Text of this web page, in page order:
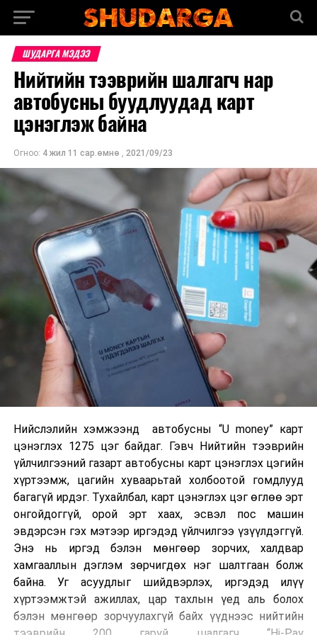
ШУДАРГА МЭДЭЭ
Нийтийн тээврийн шалгагч нар
автобусны буудлуудад карт
цэнэглэж байна
Огноо: 4 жил 11 сар.өмнө , 2021/09/23
Нийслэлийн хэмжээнд автобусны “U money” карт
цэнэглэх 1275 цэг байдаг. Гэвч Нийтийн тээврийн
үйлчилгээний газарт автобусны карт цэнэглэх цэгийн
хүртээмж, цагийн хуваарьтай холбоотой гомдлууд
багагүй ирдэг. Тухайлбал, карт цэнэглэх цэг өглөө эрт
онгойдоггүй, орой эрт хаах, эсвэл пос машин
эвдэрсэн гэх мэтээр иргэдэд үйлчилгээ үзүүлдэггүй.
Энэ нь иргэд бэлэн мөнгөөр зорчих, халдвар
хамгааллын дэглэм зөрчигдөх нэг шалтгаан болж
байна. Уг асуудлыг шийдвэрлэх, иргэдэд илүү
хүртээмжтэй ажиллах, цар тахлын үед аль болох
бэлэн мөнгөөр зорчуулахгүй байх үүднээс нийтийн